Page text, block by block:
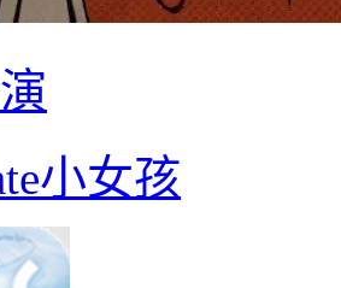
小女孩